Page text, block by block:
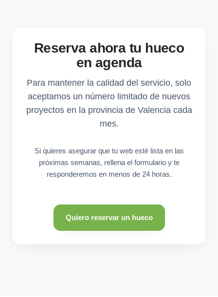
Reserva ahora tu hueco
en agenda
Para mantener la calidad del servicio, solo
aceptamos un número limitado de nuevos
proyectos en la provincia de Valencia cada
mes.
Si quieres asegurar que tu web esté lista en las
próximas semanas, rellena el formulario y te
responderemos en menos de 24 horas.
Quiero reservar un hueco